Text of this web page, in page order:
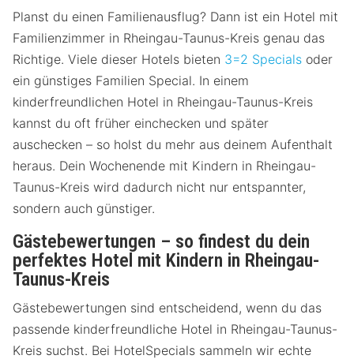
Planst du einen Familienausflug? Dann ist ein Hotel mit
Familienzimmer in Rheingau-Taunus-Kreis genau das
Richtige. Viele dieser Hotels bieten 3=2 Specials oder
ein günstiges Familien Special. In einem
kinderfreundlichen Hotel in Rheingau-Taunus-Kreis
kannst du oft früher einchecken und später
auschecken – so holst du mehr aus deinem Aufenthalt
heraus. Dein Wochenende mit Kindern in Rheingau-
Taunus-Kreis wird dadurch nicht nur entspannter,
sondern auch günstiger.
Gästebewertungen – so findest du dein
perfektes Hotel mit Kindern in Rheingau-
Taunus-Kreis
Gästebewertungen sind entscheidend, wenn du das
passende kinderfreundliche Hotel in Rheingau-Taunus-
Kreis suchst. Bei HotelSpecials sammeln wir echte